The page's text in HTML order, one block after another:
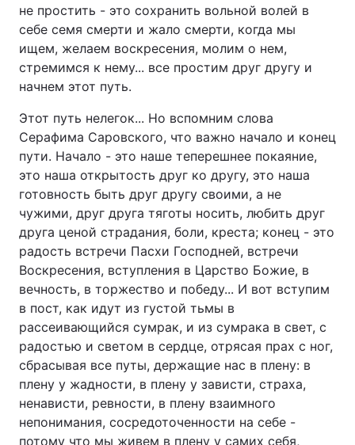
не простить - это сохранить вольной волей в
себе семя смерти и жало смерти, когда мы
ищем, желаем воскресения, молим о нем,
стремимся к нему... все простим друг другу и
начнем этот путь.
Этот путь нелегок... Но вспомним слова
Серафима Саровского, что важно начало и конец
пути. Начало - это наше теперешнее покаяние,
это наша открытость друг ко другу, это наша
готовность быть друг другу своими, а не
чужими, друг друга тяготы носить, любить друг
друга ценой страдания, боли, креста; конец - это
радость встречи Пасхи Господней, встречи
Воскресения, вступления в Царство Божие, в
вечность, в торжество и победу... И вот вступим
в пост, как идут из густой тьмы в
рассеивающийся сумрак, и из сумрака в свет, с
радостью и светом в сердце, отрясая прах с ног,
сбрасывая все путы, держащие нас в плену: в
плену у жадности, в плену у зависти, страха,
ненависти, ревности, в плену взаимного
непонимания, сосредоточенности на себе -
потому что мы живем в плену у самих себя,